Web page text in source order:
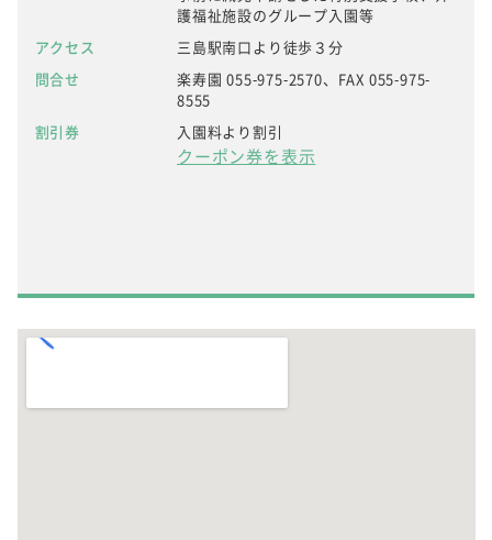
護福祉施設のグループ入園等
アクセス
三島駅南口より徒歩３分
問合せ
楽寿園 055-975-2570、FAX 055-975-
8555
割引券
入園料より割引
クーポン券を表示